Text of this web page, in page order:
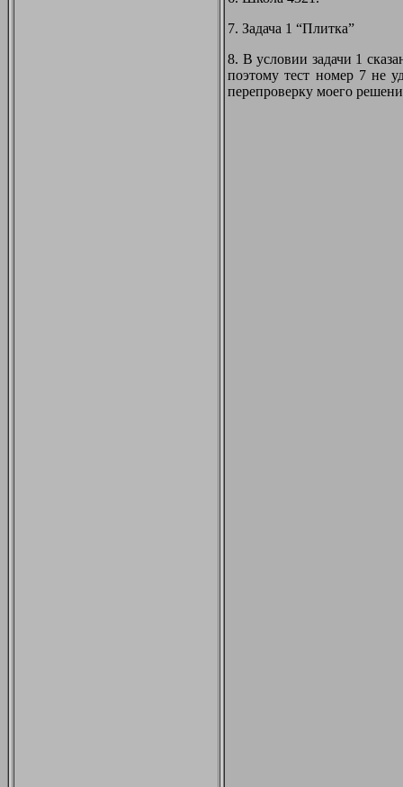
7. Задача 1 “Плитка”
8. В условии задачи 1
поэтому тест номер 7 не
перепроверку моего